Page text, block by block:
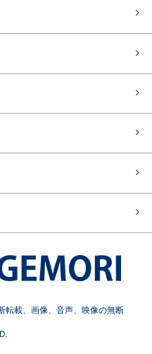
転載、画像、音声、映像の無断